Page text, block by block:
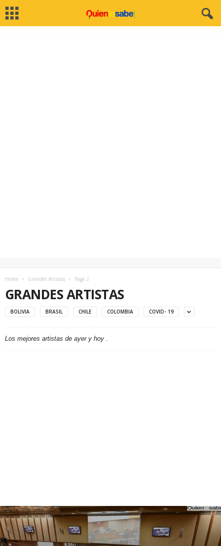
Home Grandes Artistas Page 2
GRANDES ARTISTAS
BOLIVIA BRASIL CHILE COLOMBIA COVID- 19
Los mejores artistas de ayer y hoy .